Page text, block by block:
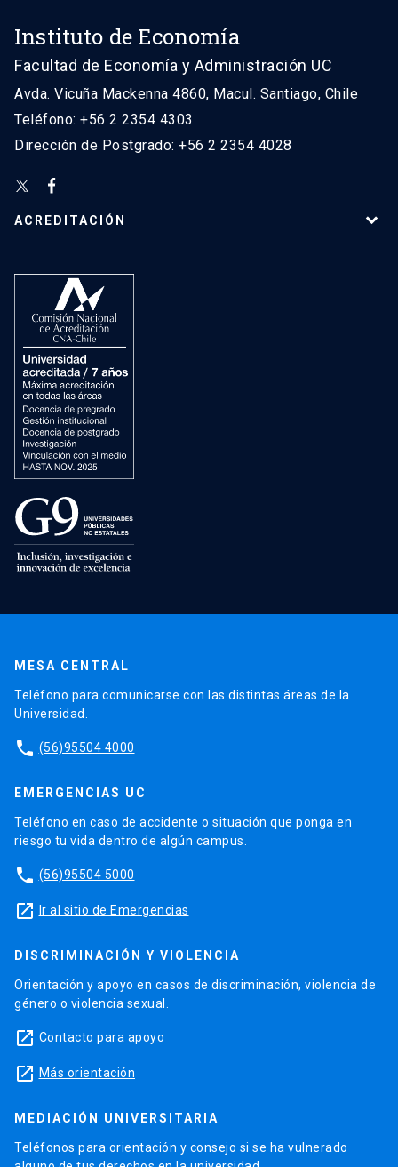
Instituto de Economía
Facultad de Economía y Administración UC
Avda. Vicuña Mackenna 4860, Macul. Santiago, Chile
Teléfono: +56 2 2354 4303
Dirección de Postgrado: +56 2 2354 4028
ACREDITACIÓN
MESA CENTRAL
Teléfono para comunicarse con las distintas áreas de la
Universidad.
phone (56)95504 4000
EMERGENCIAS UC
Teléfono en caso de accidente o situación que ponga en
riesgo tu vida dentro de algún campus.
phone (56)95504 5000
launch Ir al sitio de Emergencias
DISCRIMINACIÓN Y VIOLENCIA
Orientación y apoyo en casos de discriminación, violencia de
género o violencia sexual.
launch Contacto para apoyo
launch Más orientación
MEDIACIÓN UNIVERSITARIA
Teléfonos para orientación y consejo si se ha vulnerado